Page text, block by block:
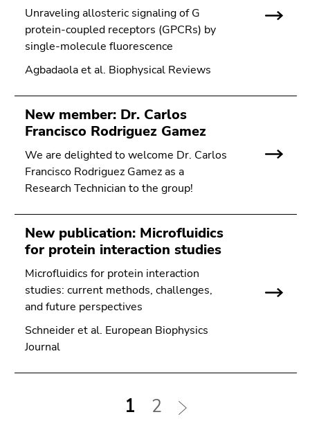
Unraveling allosteric signaling of G
protein-coupled receptors (GPCRs) by
single-molecule fluorescence
Agbadaola et al. Biophysical Reviews
New member: Dr. Carlos
Francisco Rodriguez Gamez
We are delighted to welcome Dr. Carlos
Francisco Rodriguez Gamez as a
Research Technician to the group!
New publication: Microfluidics
for protein interaction studies
Microfluidics for protein interaction
studies: current methods, challenges,
and future perspectives
Schneider et al. European Biophysics
Journal
1 2